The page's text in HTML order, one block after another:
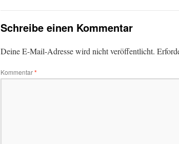
Schreibe einen Kommentar
Deine E-Mail-Adresse wird nicht veröffentlicht.
Kommentar*